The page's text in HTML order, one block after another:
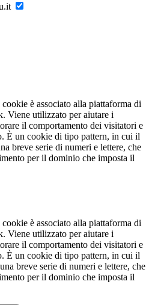
è associato alla piattaforma di
Viene utilizzato per aiutare i
il comportamento dei visitatori e
È un cookie di tipo pattern, in cui il
breve serie di numeri e lettere, che
per il dominio che imposta il
è associato alla piattaforma di
Viene utilizzato per aiutare i
il comportamento dei visitatori e
È un cookie di tipo pattern, in cui il
breve serie di numeri e lettere, che
per il dominio che imposta il